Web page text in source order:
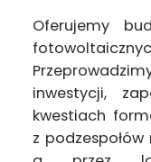
Oferujemy
inwestycji,
kwestiach
z